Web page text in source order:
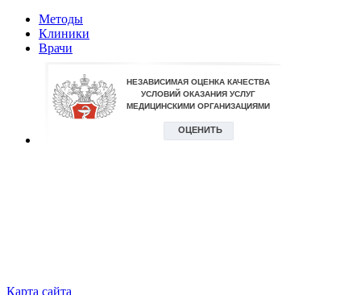
Методы
Клиники
Врачи
Карта сайта